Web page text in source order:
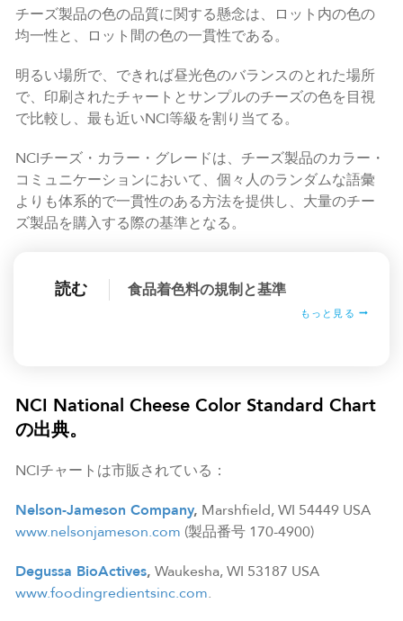
チーズ製品の色の品質に関する懸念は、ロット内の色の
均一性と、ロット間の色の一貫性である。
明るい場所で、できれば昼光色のバランスのとれた場所
で、印刷されたチャートとサンプルのチーズの色を目視
で比較し、最も近いNCI等級を割り当てる。
NCIチーズ・カラー・グレードは、チーズ製品のカラー・
コミュニケーションにおいて、個々人のランダムな語彙
よりも体系的で一貫性のある方法を提供し、大量のチー
ズ製品を購入する際の基準となる。
読む 食品着色料の規制と基準
もっと見る
NCI National Cheese Color Standard Chart
の出典。
NCIチャートは市販されている：
Nelson-Jameson Company, Marshfield, WI 54449 USA
www.nelsonjameson.com (製品番号 170-4900)
Degussa BioActives, Waukesha, WI 53187 USA
www.foodingredientsinc.com.